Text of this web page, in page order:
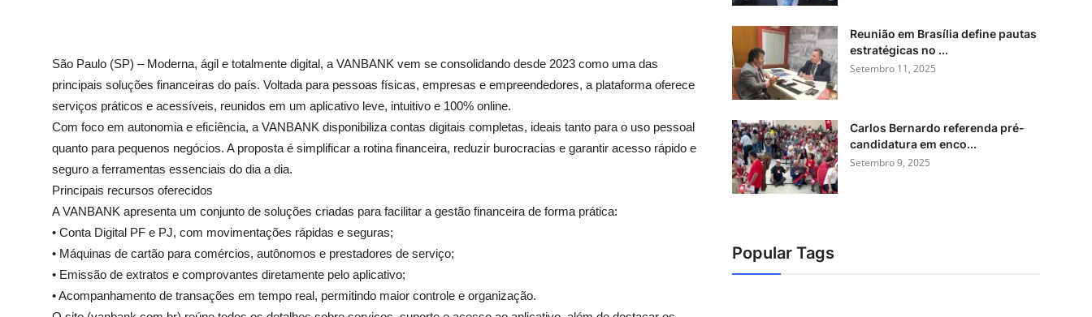
São Paulo (SP) – Moderna, ágil e totalmente digital, a VANBANK vem se consolidando desde 2023 como uma das
principais soluções financeiras do país. Voltada para pessoas físicas, empresas e empreendedores, a plataforma oferece
serviços práticos e acessíveis, reunidos em um aplicativo leve, intuitivo e 100% online.
Com foco em autonomia e eficiência, a VANBANK disponibiliza contas digitais completas, ideais tanto para o uso pessoal
quanto para pequenos negócios. A proposta é simplificar a rotina financeira, reduzir burocracias e garantir acesso rápido e
seguro a ferramentas essenciais do dia a dia.
Principais recursos oferecidos
A VANBANK apresenta um conjunto de soluções criadas para facilitar a gestão financeira de forma prática:
• Conta Digital PF e PJ, com movimentações rápidas e seguras;
• Máquinas de cartão para comércios, autônomos e prestadores de serviço;
• Emissão de extratos e comprovantes diretamente pelo aplicativo;
• Acompanhamento de transações em tempo real, permitindo maior controle e organização.
Reunião em Brasília define pautas
estratégicas no ...
Setembro 11, 2025
Carlos Bernardo referenda pré-
candidatura em enco...
Setembro 9, 2025
Popular Tags